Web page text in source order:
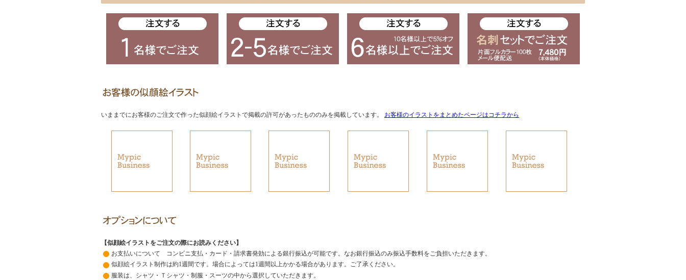
いままでにお客様のご注文で作った似顔絵イラストで掲載の許可があったもののみを掲載しています。 お客様のイラストをまとめたページはコチラから
【似顔絵イラストをご注文の際にお読みください】
お支払いについて コンビニ支払・カード・請求書発効による銀行振込が可能です。なお銀行振込のみ振込手数料をご負担いただきます。
似顔絵イラスト制作は約1週間です。場合によっては1週間以上かかる場合があります。ご了承ください。
服装は、シャツ・Ｔシャツ・制服・スーツの中から選択していただきます。